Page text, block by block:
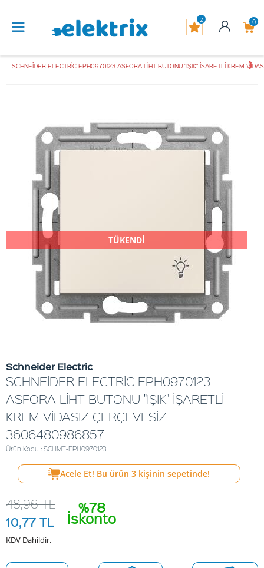
0
2
SCHNEİDER ELECTRİC EPH0970123 ASFORA LİHT BUTONU "IŞIK" İŞARETLİ KREM
TÜKENDİ
Schneider Electric
SCHNEİDER ELECTRİC EPH0970123
ASFORA LİHT BUTONU "IŞIK" İŞARETLİ
KREM VİDASIZ ÇERÇEVESİZ
3606480986857
Ürün Kodu : SCHMT-EPH0970123
Acele Et! Bu ürün 3 kişinin sepetinde!
%78
İskonto
48,96TL
10,77 TL
KDV Dahildir.